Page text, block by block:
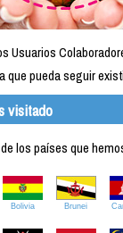
Usuarios
que pueda seguir
visitado
los países que
Bolivia Brunei